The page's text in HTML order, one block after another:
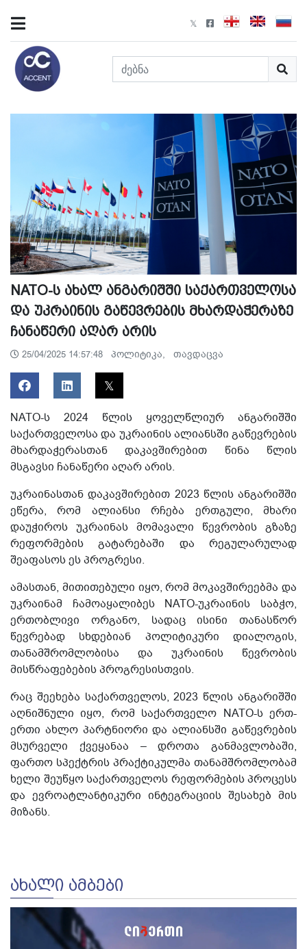
NATO-ს ახალ ანგარიშში საქართველოსა
და უკრაინის გაწევრების მხარდაჭერაზე
ჩანაწერი აღარ არის
25/04/2025 14:57:48 პოლიტიკა, თავდაცვა
NATO-ს 2024 წლის ყოველწლიურ ანგარიშში
საქართველოსა და უკრაინის ალიანსში გაწევრების
მხარდაჭერასთან დაკავშირებით წინა წლის
მსგავსი ჩანაწერი აღარ არის.
უკრაინასთან დაკავშირებით 2023 წლის ანგარიშში
ეწერა, რომ ალიანსი რჩება ერთგული, მხარი
დაუჭიროს უკრაინას მომავალი წევრობის გზაზე
რეფორმების გატარებაში და რეგულარულად
შეაფასოს ეს პროგრესი.
ამასთან, მითითებული იყო, რომ მოკავშირეებმა და
უკრაინამ ჩამოაყალიბეს NATO-უკრაინის საბჭო,
ერთობლივი ორგანო, სადაც ისინი თანასწორ
წევრებად სხდებიან პოლიტიკური დიალოგის,
თანამშრომლობისა და უკრაინის წევრობის
მისწრაფებების პროგრესისთვის.
რაც შეეხება საქართველოს, 2023 წლის ანგარიშში
აღნიშნული იყო, რომ საქართველო NATO-ს ერთ-
ერთი ახლო პარტნიორი და ალიანსში გაწევრების
მსურველი ქვეყანაა – დროთა განმავლობაში,
ფართო სპექტრის პრაქტიკულმა თანამშრომლობამ
ხელი შეუწყო საქართველოს რეფორმების პროცესს
და ევროატლანტიკური ინტეგრაციის შესახებ მის
მიზანს.
ᲐᲮᲐᲚᲘ ᲐᲛᲑᲔᲑᲘ